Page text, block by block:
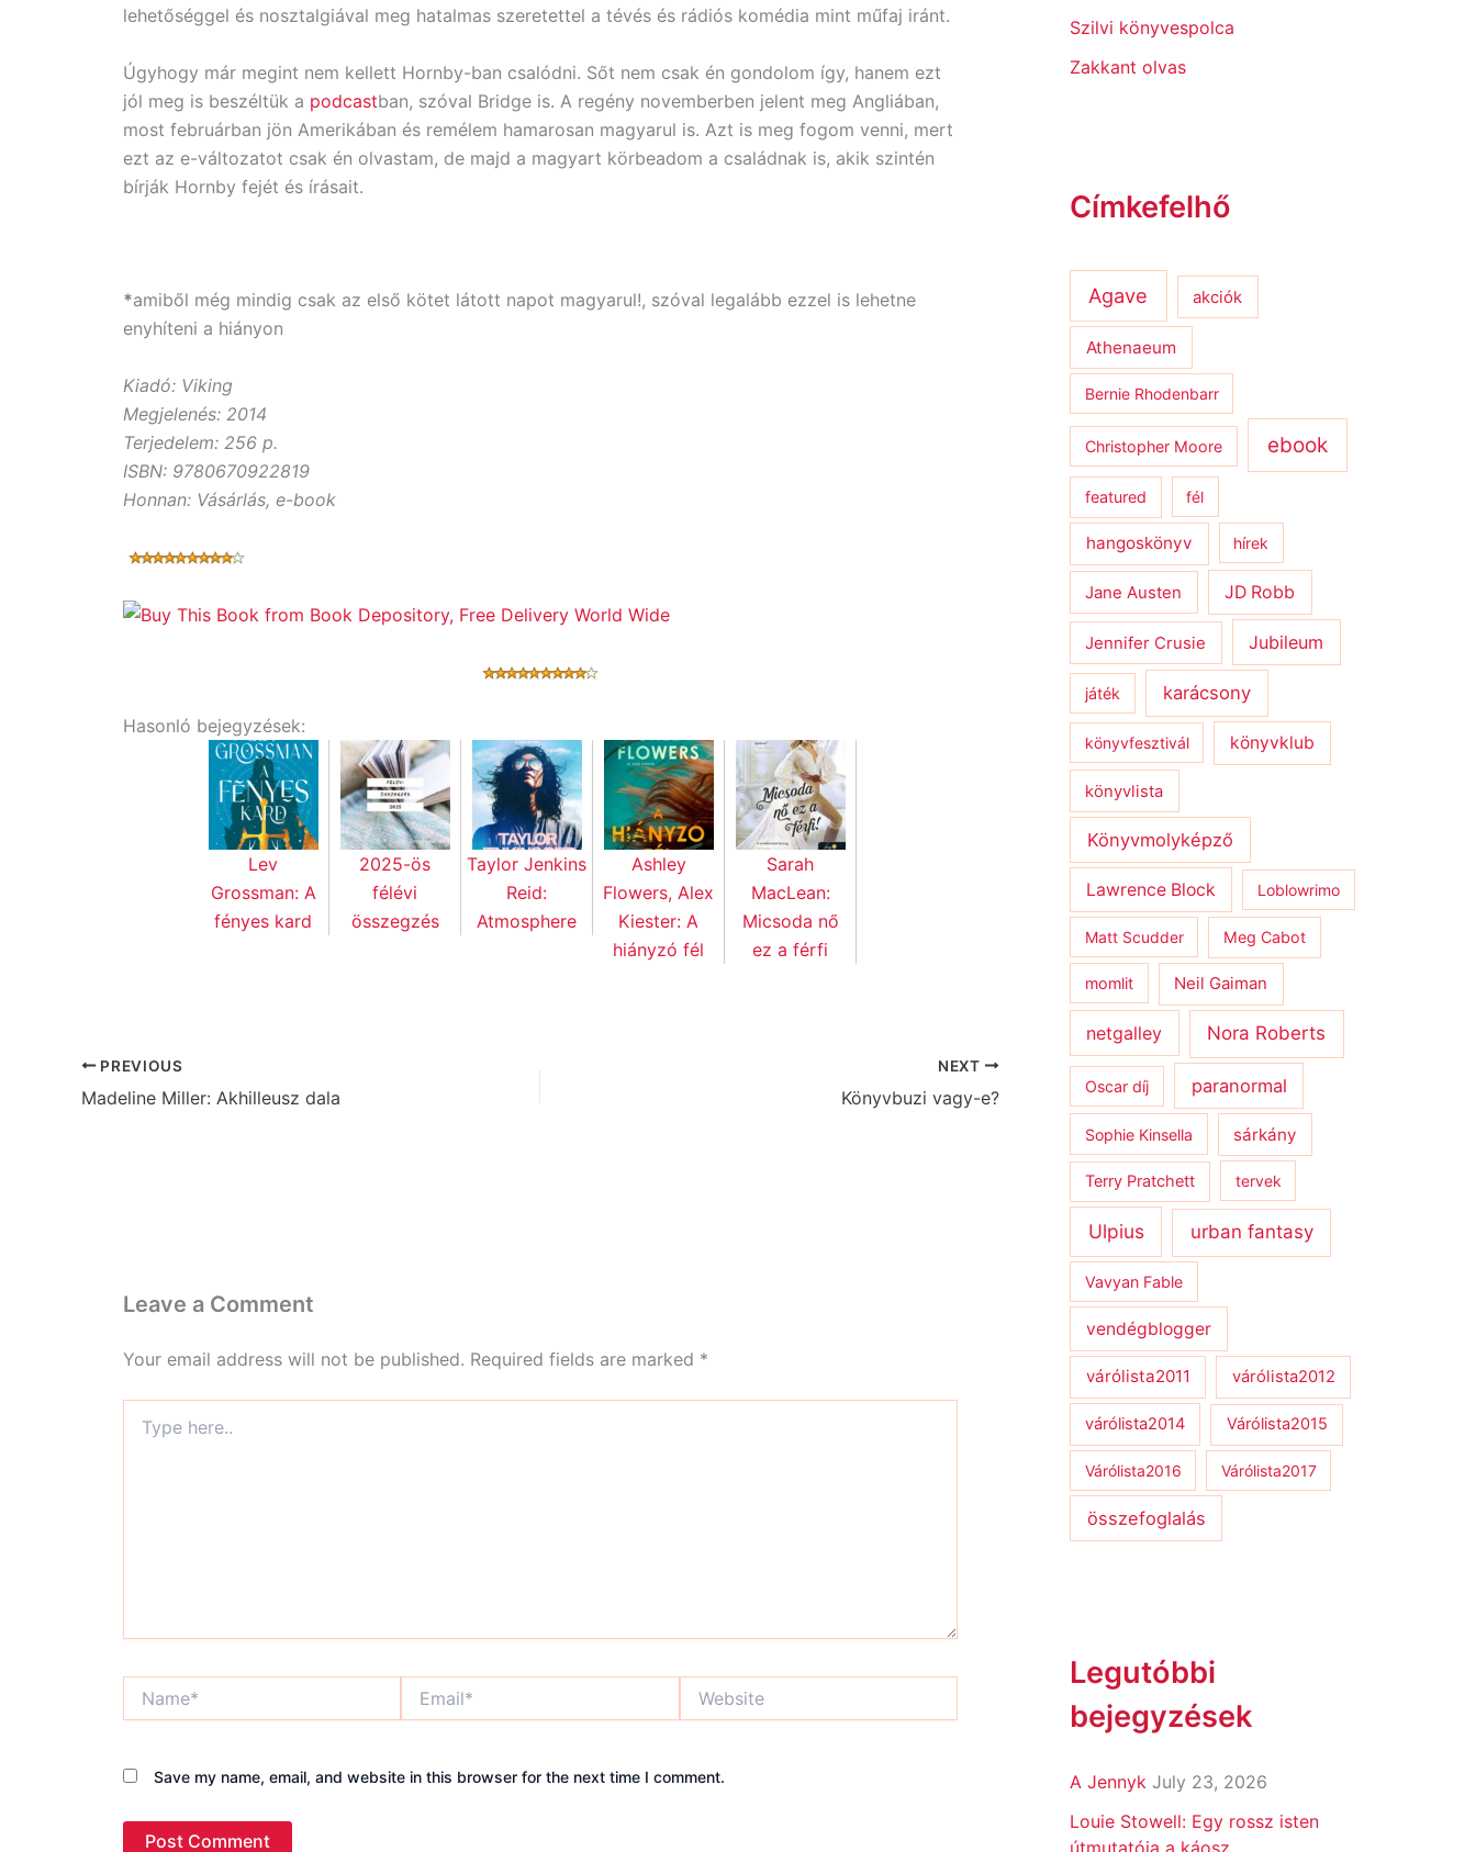
lehetőséggel és nosztalgiával meg hatalmas szeretettel a tévés és rádiós komédia mint műfaj iránt.
Úgyhogy már megint nem kellett Hornby-ban csalódni. Sőt nem csak én gondolom így, hanem ezt
jól meg is beszéltük a podcastban, szóval Bridge is. A regény novemberben jelent meg Angliában,
most februárban jön Amerikában és remélem hamarosan magyarul is. Azt is meg fogom venni, mert
ezt az e-változatot csak én olvastam, de majd a magyart körbeadom a családnak is, akik szintén
bírják Hornby fejét és írásait.
*amiből még mindig csak az első kötet látott napot magyarul!, szóval legalább ezzel is lehetne
enyhíteni a hiányon
Kiadó: Viking
Megjelenés: 2014
Terjedelem: 256 p.
ISBN: 9780670922819
Honnan: Vásárlás, e-book
Hasonló bejegyzések:
Lev
Grossman: A
fényes kard
2025-ös
félévi
összegzés
Taylor Jenkins
Reid:
Atmosphere
Ashley
Flowers, Alex
Kiester: A
hiányzó fél
Sarah
MacLean:
Micsoda nő
ez a férfi
PREVIOUS
Madeline Miller: Akhilleusz dala
NEXT
Könyvbuzi vagy-e?
Leave a Comment
Your email address will not be published. Required fields are marked *
here..
Save my name, email, and website in this browser for the next time I comment.
Szilvi könyvespolca
Zakkant olvas
Címkefelhő
Agave akciók
Athenaeum
Bernie Rhodenbarr
Christopher Moore ebook
featured fél
hangoskönyv hírek
Jane Austen JD Robb
Jennifer Crusie Jubileum
játék karácsony
könyvfesztivál könyvklub
könyvlista
Könyvmolyképző
Lawrence Block Loblowrimo
Matt Scudder Meg Cabot
momlit Neil Gaiman
netgalley Nora Roberts
Oscar díj paranormal
Sophie Kinsella sárkány
Terry Pratchett tervek
Ulpius urban fantasy
Vavyan Fable
vendégblogger
várólista2011 várólista2012
várólista2014 Várólista2015
Várólista2016 Várólista2017
összefoglalás
Legutóbbi
bejegyzések
A Jennyk July 23, 2026
Louie Stowell: Egy ​rossz isten